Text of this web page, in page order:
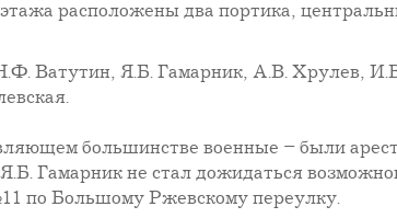
расположены два портика,
Ватутин, Я.Б. Гамарник, А.В. Хрулев,
большинстве военные – были
Гамарник не стал дожидаться
по Большому Ржевскому переулку.